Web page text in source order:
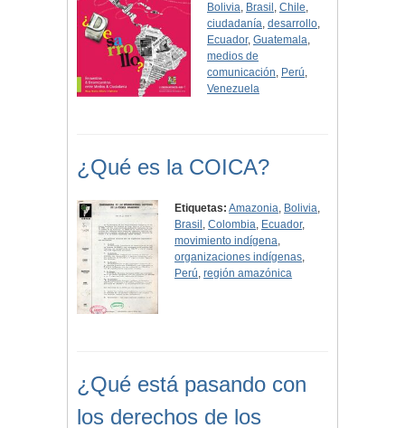
Bolivia, Brasil , Chile,
ciudadanía, desarrollo,
Ecuador, Guatemala,
medios de
comunicación, Perú,
Venezuela
¿Qué es la COICA?
Etiquetas: Amazonia, Bolivia,
Brasil ,Colombia, Ecuador,
movimiento indígena,
organizaciones indígenas,
Perú,región amazónica
¿Qué está pasando con
los derechos de los